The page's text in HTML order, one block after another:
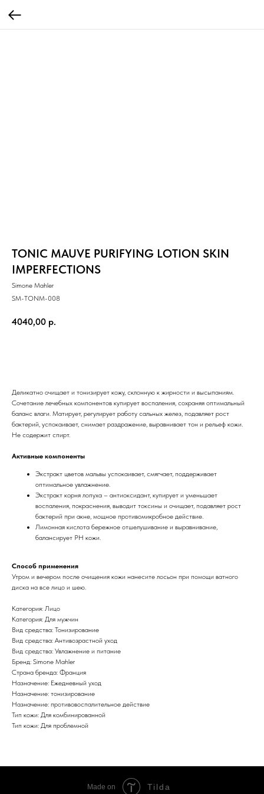
TONIC MAUVE PURIFYING LOTION SKIN
IMPERFECTIONS
Simone Mahler
SM-TONM-008
4040,00 р.
Деликатно очищает и тонизирует кожу, склонную к жирности и высыпаниям.
Сочетание лечебных компонентов купирует воспаления, сохраняя оптимальный
баланс влаги. Матирует, регулирует работу сальных желез, подавляет рост
бактерий, успокаивает, снимает раздражение, выравнивает тон и рельеф кожи.
Не содержит спирт.
Активные компоненты
Экстракт цветов мальвы успокаивает, смягчает, поддерживает
оптимальное увлажнение.
Экстракт корня лопуха – антиоксидант, купирует и уменьшает
воспаления, покраснения, выводит токсины и очищает, подавляет рост
бактерий при акне, мощное противомикробное действие.
Лимонная кислота бережное отшелушивание и выравнивание,
балансирует PH кожи.
Способ применения
Утром и вечером после очищения кожи нанесите лосьон при помощи ватного
диска на все лицо и шею.
Категория: Лицо
Категория: Для мужчин
Вид средства: Тонизирование
Вид средства: Антивозрастной уход
Вид средства: Увлажнение и питание
Бренд: Simone Mahler
Страна бренда: Франция
Назначение: Ежедневный уход
Назначение: тонизирование
Назначение: противовоспалительное действие
Тип кожи: Для комбинированной
Тип кожи: Для проблемной
Made on Tilda